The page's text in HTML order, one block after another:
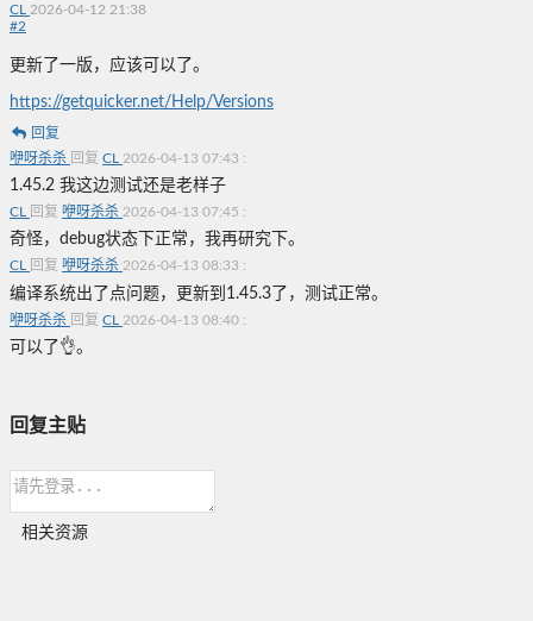
CL 2026-04-12 21:38
#2
更新了一版，应该可以了。
https://getquicker.net/Help/Versions
回复
咿呀杀杀 回复 CL 2026-04-13 07:43 :
1.45.2 我这边测试还是老样子
CL 回复 咿呀杀杀 2026-04-13 07:45 :
奇怪，debug状态下正常，我再研究下。
CL 回复 咿呀杀杀 2026-04-13 08:33 :
编译系统出了点问题，更新到1.45.3了，测试正常。
咿呀杀杀 回复 CL 2026-04-13 08:40 :
可以了👌。
回复主贴
相关资源